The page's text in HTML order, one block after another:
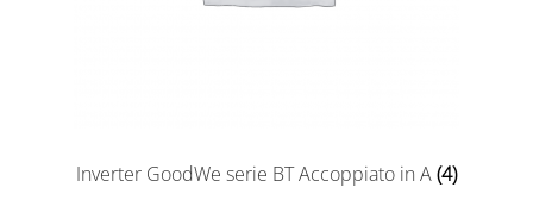
Inverter GoodWe serie BT Accoppiato in A(4)